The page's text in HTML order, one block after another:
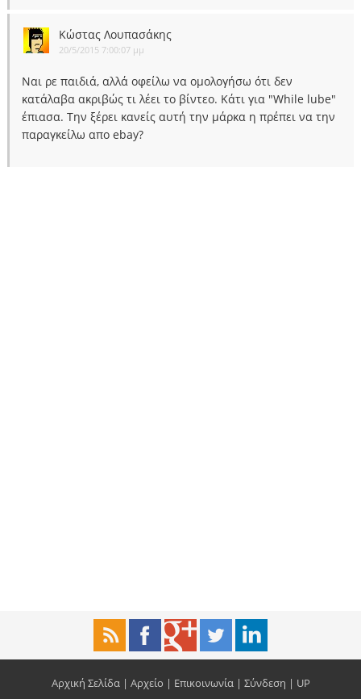
Κώστας Λουπασάκης
20/5/2015 7:00:07 μμ
Ναι ρε παιδιά, αλλά οφείλω να ομολογήσω ότι δεν
κατάλαβα ακριβώς τι λέει το βίντεο. Κάτι για "While lube"
έπιασα. Την ξέρει κανείς αυτή την μάρκα η πρέπει να την
παραγκείλω απο ebay?
Αρχική Σελίδα| Αρχείο | Επικοινωνία| Σύνδεση | UP